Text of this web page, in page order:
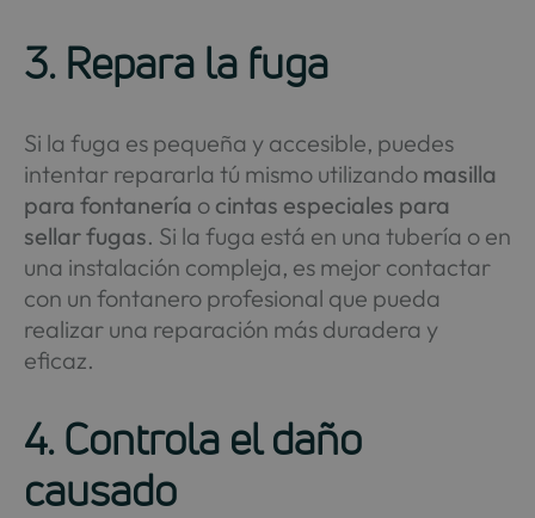
3. Repara la fuga
Si la fuga es pequeña y accesible, puedes
intentar repararla tú mismo utilizando masilla
para fontanería o cintas especiales para
sellar fugas. Si la fuga está en una tubería o en
una instalación compleja, es mejor contactar
con un fontanero profesional que pueda
realizar una reparación más duradera y
eficaz.
4. Controla el daño
causado